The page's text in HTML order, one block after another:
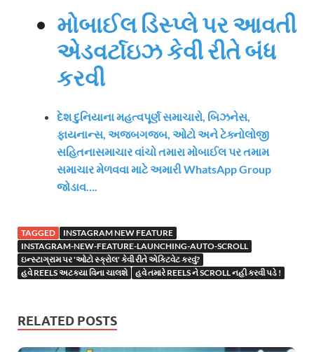
મોબાઈલ ડિસ્પ્લે પર આવતી
એડવર્ટાઇઝ કેવી રીતે બંધ
કરવી
દેશ દુનિયાના મહત્વપૂર્ણ સમાચારો, બિઝનેસ,
ફાયનાન્સ, અજબગજબ, ઓટો અને ટેક્નોલોજી
સહિતનાસમાચાર વાંચો તમારા મોબાઈલ પર તમામ
સમાચાર મેળવવા માટે અમારી WhatsApp Group
જોડાવ….
TAGGED
INSTAGRAM NEW FEATURE
INSTAGRAM-NEW-FEATURE-LAUNCHING-AUTO-SCROLL
ઇન્સ્ટાગ્રામ પર 'ઓટો સ્ક્રોલ' કેવી રીતે એક્ટિવેટ કરવું?
હવે REELS અટક્યા વિના ચાલશે
હવે તમારે REELS ને SCROLL નહી કરવી પડે !
RELATED POSTS